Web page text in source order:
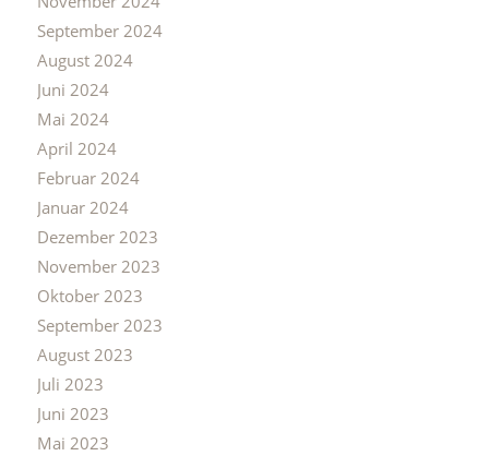
September 2024
August 2024
Juni 2024
Mai 2024
April 2024
Februar 2024
Januar 2024
Dezember 2023
November 2023
Oktober 2023
September 2023
August 2023
Juli 2023
Juni 2023
Mai 2023